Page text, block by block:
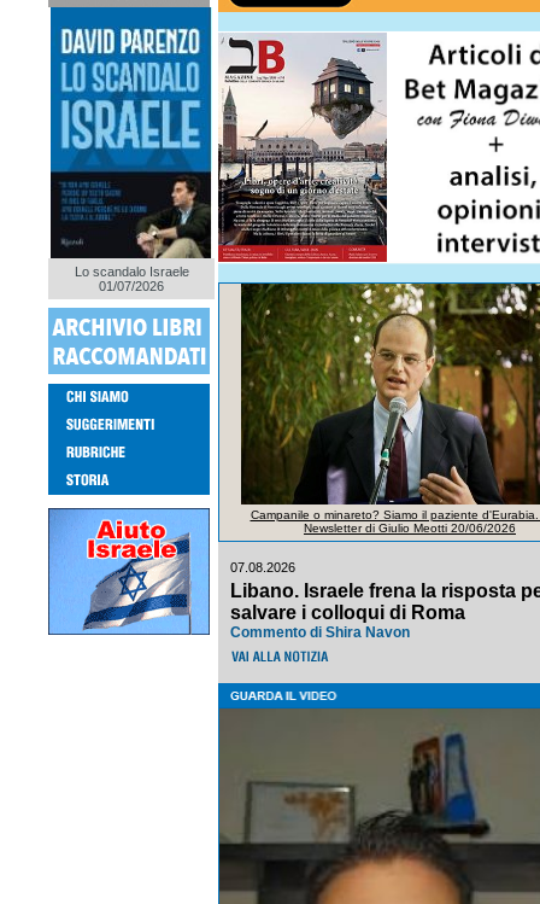
Lo scandalo Israele
01/07/2026
Campanile o minareto? Siamo il paziente d'Eurabia.
Newsletter di Giulio Meotti 20/06/2026
07.08.2026
Libano. Israele frena la risposta
salvare i colloqui di Roma
Commento di Shira Navon